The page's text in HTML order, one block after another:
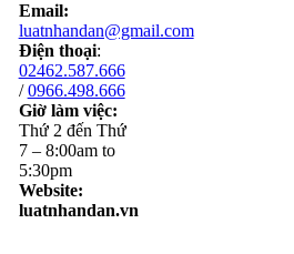
Email:
luatnhandan@gmail.com
Điện thoại:
02462.587.666
/0966.498.666
Giờ làm việc:
Thứ 2 đến Thứ
7 – 8:00am to
5:30pm
Website:
luatnhandan.vn